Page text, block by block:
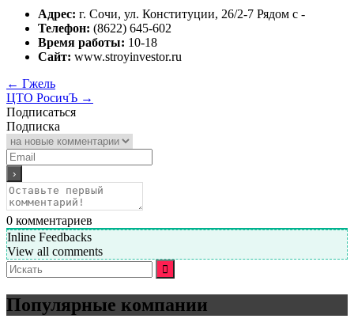
Адрес: г. Сочи, ул. Конституции, 26/2-7 Рядом с -
Телефон: (8622) 645-602
Время работы: 10-18
Сайт: www.stroyinvestor.ru
← Гжель
ЦТО РосичЪ →
Подписаться
Подписка
0 комментариев
Inline Feedbacks
View all comments
Искать:
Популярные компании